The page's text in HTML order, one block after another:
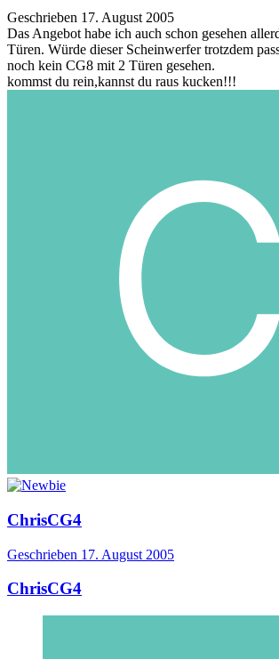
Geschrieben 17. August 2005
Das Angebot habe ich auch schon gesehen
Türen. Würde dieser Scheinwerfer trotzdem
noch kein CG8 mit 2 Türen gesehen.
kommst du rein,kannst du raus kucken!!!
ChrisCG4
Geschrieben 17. August 2005
ChrisCG4